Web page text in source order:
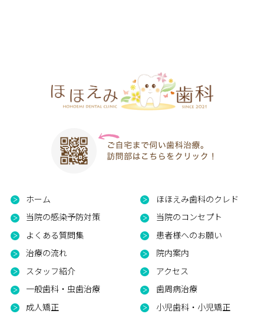
ホーム
ほほえみ歯科のクレド
当院の感染予防対策
当院のコンセプト
よくある質問集
患者様へのお願い
治療の流れ
院内案内
スタッフ紹介
アクセス
一般歯科・虫歯治療
歯周病治療
成人矯正
小児歯科・小児矯正